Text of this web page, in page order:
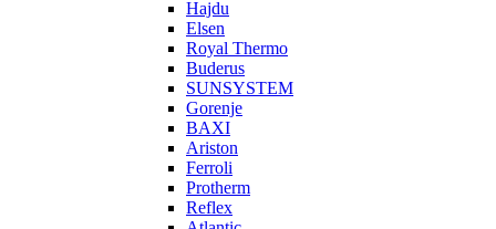
Hajdu
Elsen
Royal Thermo
Buderus
SUNSYSTEM
Gorenje
BAXI
Ariston
Ferroli
Protherm
Reflex